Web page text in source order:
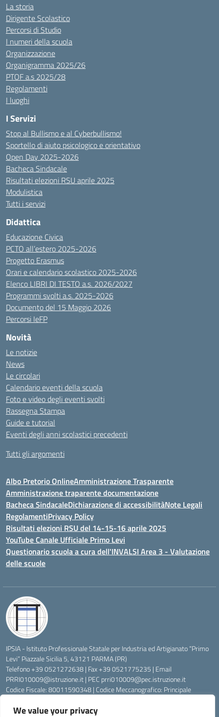
We value your privacy
La storia
Dirigente Scolastico
Percorsi di Studio
I numeri della scuola
Organizzazione
Organigramma 2025/26
PTOF a.s 2025/28
Regolamenti
I luoghi
I Servizi
Stop al Bullismo e al Cyberbullismo!
Sportello di aiuto psicologico e orientativo
Open Day 2025-2026
Bacheca Sindacale
Risultati elezioni RSU aprile 2025
Modulistica
Tutti i servizi
Didattica
Educazione Civica
PCTO all’estero 2025-2026
Progetto Erasmus
Orari e calendario scolastico 2025-2026
Elenco LIBRI DI TESTO a.s. 2026/2027
Programmi svolti a.s. 2025-2026
Documento del 15 Maggio 2026
Percorsi IeFP
Novità
Le notizie
News
Le circolari
Calendario eventi della scuola
Foto e video degli eventi svolti
Rassegna Stampa
Guide e tutorial
Eventi degli anni scolastici precedenti
Tutti gli argomenti
Albo Pretorio OnlineAmministrazione Trasparente
Amministrazione traparente documentazione
Bacheca SindacaleDichiarazione di accessibilitàNote Legali
RegolamentiPrivacy Policy
Risultati elezioni RSU del 14-15-16 aprile 2025
YouTube Canale Ufficiale Primo Levi
Questionario scuola a cura dell'INVALSI Area 3 - Valutazione
delle scuole
IPSIA - Istituto Professionale Statale per Industria ed Artigianato “Primo
Levi” Piazzale Sicilia 5, 43121 PARMA (PR)
Telefono +39 0521272638 | Fax +39 0521775235 | Email
PRRI010009@istruzione.it| PEC prri010009@pec.istruzione.it
Codice Fiscale: 80011590348 | Codice Meccanografico: Principale
Codice Univoco di Fatturazione: UFW76E | Codice Ente Tesoreria: